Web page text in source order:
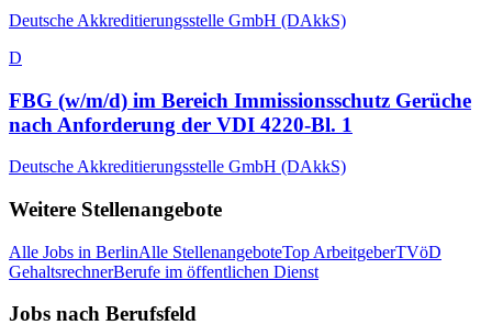
Deutsche Akkreditierungsstelle GmbH (DAkkS)
D
FBG (w/m/d) im Bereich Immissionsschutz Gerüche
nach Anforderung der VDI 4220-Bl. 1
Deutsche Akkreditierungsstelle GmbH (DAkkS)
Weitere Stellenangebote
Alle Jobs in BerlinAlle StellenangeboteTop ArbeitgeberTVöD
GehaltsrechnerBerufe im öffentlichen Dienst
Jobs nach Berufsfeld